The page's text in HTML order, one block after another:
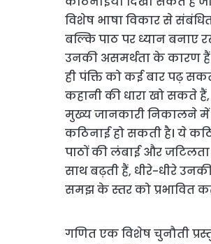
विशेष भाषा विकार से
बल्कि पाठ पर ध्यान बनाए
उनकी असमर्थता के कारण
ही पंक्ति को कई बार पढ़
कहानी की धारा खो सकते हैं,
मुख्य जानकारी निकालने में
कठिनाई हो सकती है। ये
पाठों की लंबाई और
साथ बढ़ती हैं, धीरे-धीरे
समझ के स्तर को प्रभावित
गणित एक विशेष चुनौती